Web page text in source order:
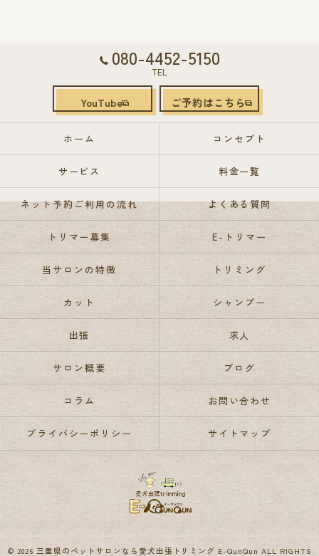
080-4452-5150
TEL
YouTube ご予約はこちら
ホーム コンセプト
サービス 料金一覧
ネット予約ご利用の流れ よくある質問
トリマー募集 E-トリマー
当サロンの特徴 トリミング
カット シャンプー
出張 求人
サロン概要 ブログ
コラム お問い合わせ
プライバシーポリシー サイトマップ
© 2026 三重県のペットサロンなら愛犬出張トリミング E-QunQun ALL RIGHTS